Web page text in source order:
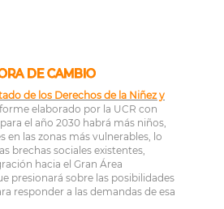
DE CAMBIO
de los Derechos de la Niñez y
elaborado por la UCR con
el año 2030 habrá más niños,
en las zonas más vulnerables, lo
brechas sociales existentes,
hacia el Gran Área
presionará sobre las posibilidades
responder a las demandas de esa